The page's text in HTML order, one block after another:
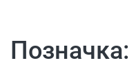
Позначка: